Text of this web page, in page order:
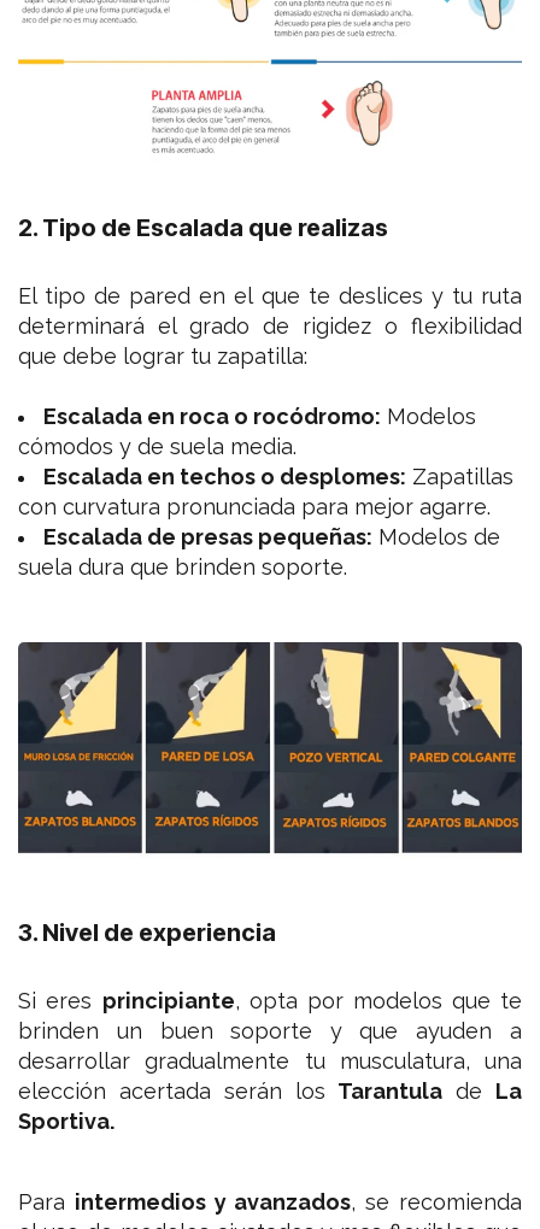
2. Tipo de Escalada que realizas
El tipo de pared en el que te deslices y tu ruta
determinará el grado de rigidez o flexibilidad
que debe lograr tu zapatilla:
Escalada en roca o rocódromo: Modelos
cómodos y de suela media.
Escalada en techos o desplomes: Zapatillas
con curvatura pronunciada para mejor agarre.
Escalada de presas pequeñas: Modelos de
suela dura que brinden soporte.
3. Nivel de experiencia
Si eres principiante, opta por modelos que te
brinden un buen soporte y que ayuden a
desarrollar gradualmente tu musculatura, una
elección acertada serán los Tarantula de La
Sportiva.
Para intermedios y avanzados, se recomienda